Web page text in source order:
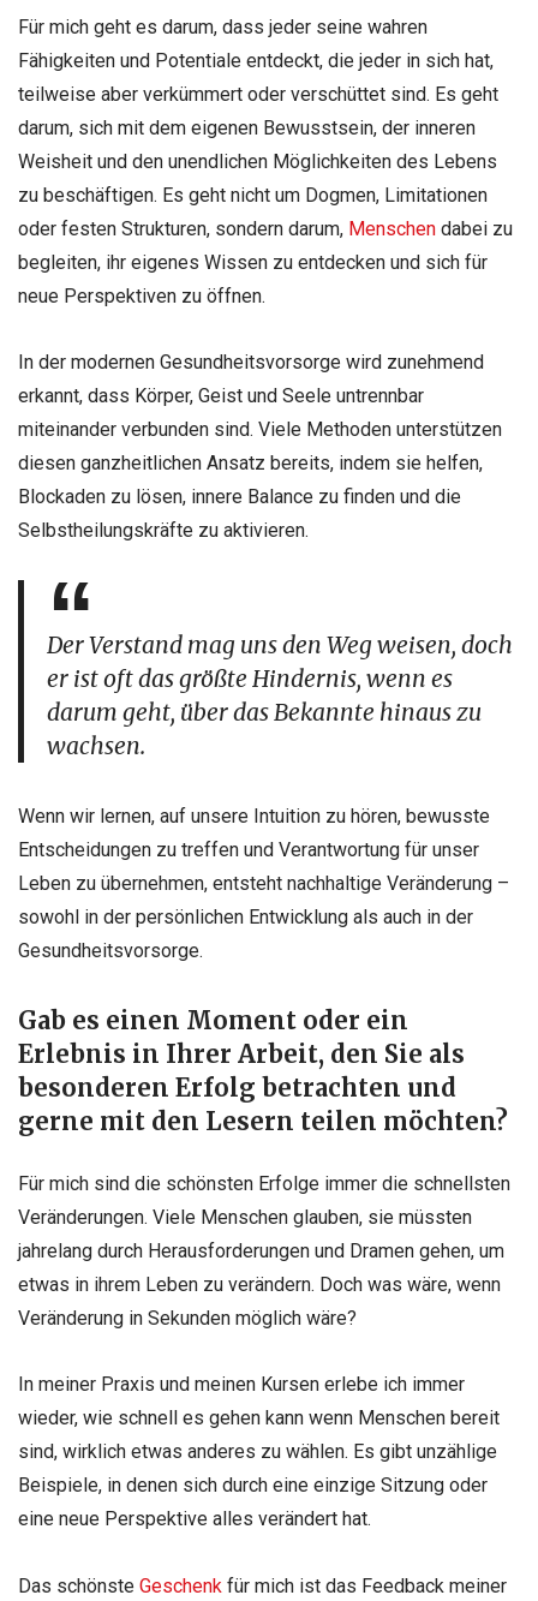
Für mich geht es darum, dass jeder seine wahren
Fähigkeiten und Potentiale entdeckt, die jeder in sich hat,
teilweise aber verkümmert oder verschüttet sind. Es geht
darum, sich mit dem eigenen Bewusstsein, der inneren
Weisheit und den unendlichen Möglichkeiten des Lebens
zu beschäftigen. Es geht nicht um Dogmen, Limitationen
oder festen Strukturen, sondern darum, Menschen dabei zu
begleiten, ihr eigenes Wissen zu entdecken und sich für
neue Perspektiven zu öffnen.
In der modernen Gesundheitsvorsorge wird zunehmend
erkannt, dass Körper, Geist und Seele untrennbar
miteinander verbunden sind. Viele Methoden unterstützen
diesen ganzheitlichen Ansatz bereits, indem sie helfen,
Blockaden zu lösen, innere Balance zu finden und die
Selbstheilungskräfte zu aktivieren.
Der Verstand mag uns den Weg weisen, doch
er ist oft das größte Hindernis, wenn es
darum geht, über das Bekannte hinaus zu
wachsen.
Wenn wir lernen, auf unsere Intuition zu hören, bewusste
Entscheidungen zu treffen und Verantwortung für unser
Leben zu übernehmen, entsteht nachhaltige Veränderung –
sowohl in der persönlichen Entwicklung als auch in der
Gesundheitsvorsorge.
Gab es einen Moment oder ein
Erlebnis in Ihrer Arbeit, den Sie als
besonderen Erfolg betrachten und
gerne mit den Lesern teilen möchten?
Für mich sind die schönsten Erfolge immer die schnellsten
Veränderungen. Viele Menschen glauben, sie müssten
jahrelang durch Herausforderungen und Dramen gehen, um
etwas in ihrem Leben zu verändern. Doch was wäre, wenn
Veränderung in Sekunden möglich wäre?
In meiner Praxis und meinen Kursen erlebe ich immer
wieder, wie schnell es gehen kann wenn Menschen bereit
sind, wirklich etwas anderes zu wählen. Es gibt unzählige
Beispiele, in denen sich durch eine einzige Sitzung oder
eine neue Perspektive alles verändert hat.
Das schönste Geschenk für mich ist das Feedback meiner